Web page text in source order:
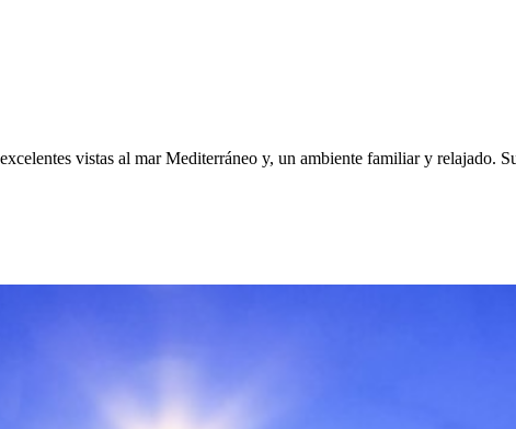
vistas al mar Mediterráneo y, un ambiente familiar y relajado.